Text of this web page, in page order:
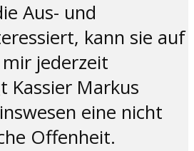
Aus- und
kann sie auf
jederzeit
Kassier Markus
eine nicht
Offenheit.